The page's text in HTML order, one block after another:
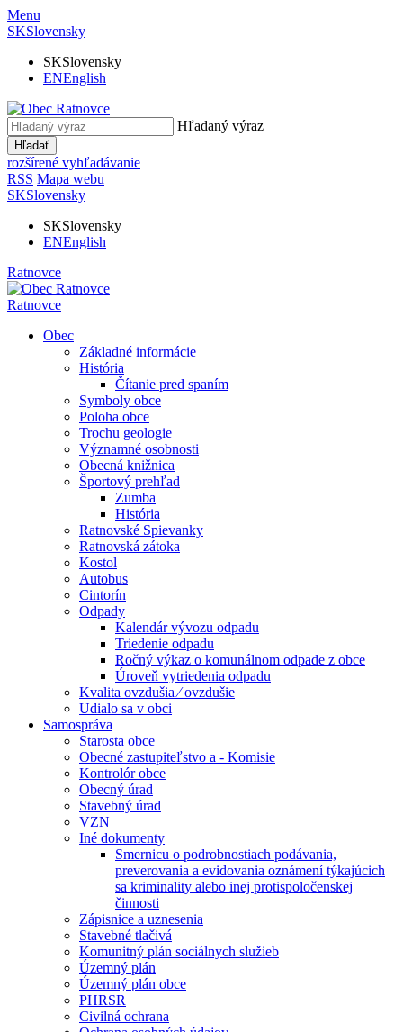
Menu
SKSlovensky
SKSlovensky
ENEnglish
Hľadaný výraz
Hľadať
rozšírené vyhľadávanie
RSS Mapa webu
SKSlovensky
SKSlovensky
ENEnglish
Ratnovce
Ratnovce
Obec
Základné informácie
História
Čítanie pred spaním
Symboly obce
Poloha obce
Trochu geologie
Významné osobnosti
Obecná knižnica
Športový prehľad
Zumba
História
Ratnovské Spievanky
Ratnovská zátoka
Kostol
Autobus
Cintorín
Odpady
Kalendár vývozu odpadu
Triedenie odpadu
Ročný výkaz o komunálnom odpade z obce
Úroveň vytriedenia odpadu
Kvalita ovzdušia ⁄ ovzdušie
Udialo sa v obci
Samospráva
Starosta obce
Obecné zastupiteľstvo a - Komisie
Kontrolór obce
Obecný úrad
Stavebný úrad
VZN
Iné dokumenty
Smernicu o podrobnostiach podávania,
preverovania a evidovania oznámení týkajúcich
sa kriminality alebo inej protispoločenskej
činnosti
Zápisnice a uznesenia
Stavebné tlačivá
Komunitný plán sociálnych služieb
Územný plán
Územný plán obce
PHRSR
Civilná ochrana